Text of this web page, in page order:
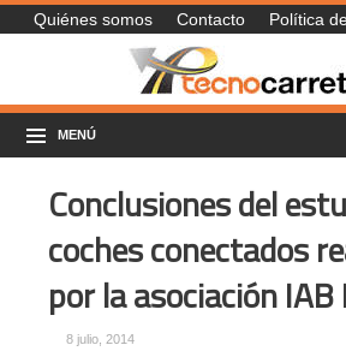
Quiénes somos Contacto Política
MENÚ
Conclusiones del
coches conectados
por la asociación IAB
8 julio, 2014